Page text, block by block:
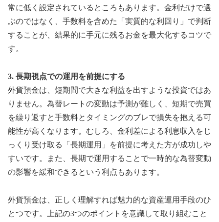
常に低く設定されているところもあります。金利だけで選
ぶのではなく、手数料を含めた「実質的な利回り」で判断
することが、結果的に手元に残るお金を最大化するコツで
す。
3. 長期視点での運用を前提にする
外貨預金は、短期間で大きな利益を出すような投資ではあ
りません。為替レートの変動は予測が難しく、短期で売買
を繰り返すと手数料とタイミングのブレで損失を抱える可
能性が高くなります。むしろ、金利差による利息収入をじ
っくり受け取る「長期運用」を前提に考えた方が成功しや
すいです。また、長期で運用することで一時的な為替変動
の影響を緩和できるという利点もあります。
外貨預金は、正しく理解すれば魅力的な資産運用手段のひ
とつです。上記の3つのポイントを意識して取り組むこと